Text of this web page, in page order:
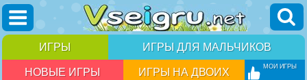
ИГРЫ ИГРЫ ДЛЯ МАЛЬЧИКОВ
НОВЫЕ ИГРЫ ИГРЫ НА ДВОИХ МОИ ИГРЫ